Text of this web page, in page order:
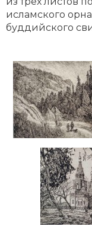
исламского
буддийского